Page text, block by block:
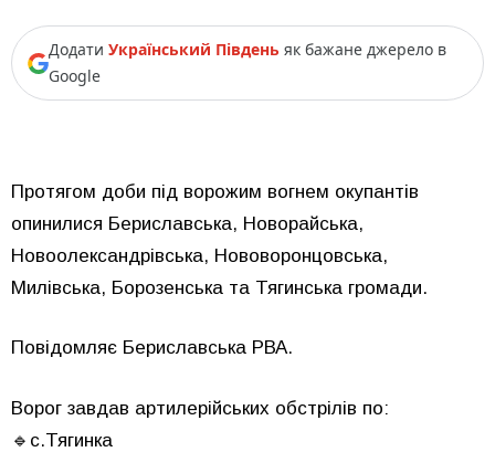
Додати Український Південь як бажане джерело в
Google
Протягом доби під ворожим вогнем окупантів
опинилися Бериславська, Новорайська,
Новоолександрівська, Нововоронцовська,
Милівська, Борозенська та Тягинська громади.
Повідомляє Бериславська РВА.
Ворог завдав артилерійських обстрілів по:
🔹с.Тягинка